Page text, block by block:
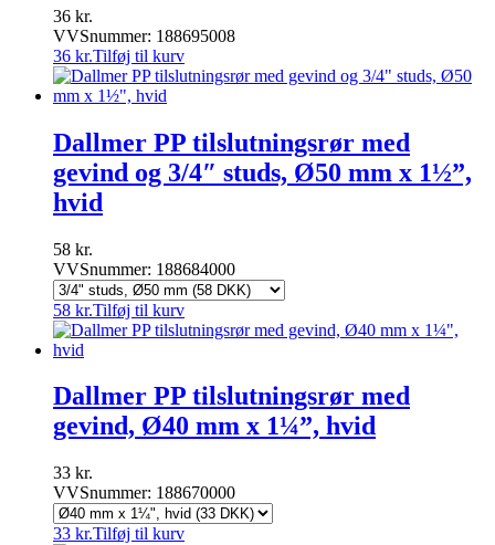
36 kr.
VVSnummer: 188695008
36 kr.Tilføj til kurv
Dallmer PP tilslutningsrør med
gevind og 3/4″ studs, Ø50 mm x 1½”,
hvid
58 kr.
VVSnummer: 188684000
58 kr.Tilføj til kurv
Dallmer PP tilslutningsrør med
gevind, Ø40 mm x 1¼”, hvid
33 kr.
VVSnummer: 188670000
33 kr.Tilføj til kurv